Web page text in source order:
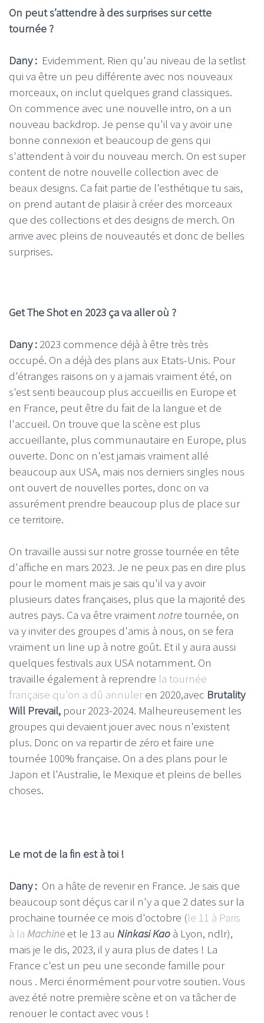
On peut s’attendre à des surprises sur cette
tournée ?
Dany : Evidemment. Rien qu'au niveau de la setlist
qui va être un peu différente avec nos nouveaux
morceaux, on inclut quelques grand classiques.
On commence avec une nouvelle intro, on a un
nouveau backdrop. Je pense qu'il va y avoir une
bonne connexion et beaucoup de gens qui
s'attendent à voir du nouveau merch. On est super
content de notre nouvelle collection avec de
beaux designs. Ca fait partie de l'esthétique tu sais,
on prend autant de plaisir à créer des morceaux
que des collections et des designs de merch. On
arrive avec pleins de nouveautés et donc de belles
surprises.
Get The Shot en 2023 ça va aller où ?
Dany : 2023 commence déjà à être très très
occupé. On a déjà des plans aux Etats-Unis. Pour
d'étranges raisons on y a jamais vraiment été, on
s'est senti beaucoup plus accueillis en Europe et
en France, peut être du fait de la langue et de
l'accueil. On trouve que la scène est plus
accueillante, plus communautaire en Europe, plus
ouverte. Donc on n'est jamais vraiment allé
beaucoup aux USA, mais nos derniers singles nous
ont ouvert de nouvelles portes, donc on va
assurément prendre beaucoup plus de place sur
ce territoire.
On travaille aussi sur notre grosse tournée en tête
d'affiche en mars 2023. Je ne peux pas en dire plus
pour le moment mais je sais qu'il va y avoir
plusieurs dates françaises, plus que la majorité des
autres pays. Ca va être vraiment notretournée, on
va y inviter des groupes d'amis à nous, on se fera
vraiment un line up à notre goût. Et il y aura aussi
quelques festivals aux USA notamment. On
travaille également à reprendre la tournée
française qu'on a dû annuleren 2020,avec Brutality
Will Prevail, pour 2023-2024. Malheureusement les
groupes qui devaient jouer avec nous n'existent
plus. Donc on va repartir de zéro et faire une
tournée 100% française. On a des plans pour le
Japon et l'Australie, le Mexique et pleins de belles
choses.
Le mot de la fin est à toi !
Dany : On a hâte de revenir en France. Je sais que
beaucoup sont déçus car il n'y a que 2 dates sur la
prochaine tournée ce mois d'octobre (le 11 à Paris
à la Machine et le 13 au Ninkasi Kao à Lyon, ndlr),
mais je le dis, 2023, il y aura plus de dates ! La
France c'est un peu une seconde famille pour
nous . Merci énormément pour votre soutien. Vous
avez été notre première scène et on va tâcher de
renouer le contact avec vous !